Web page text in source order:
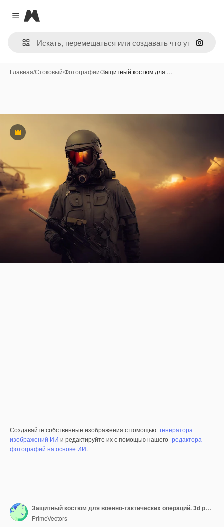
Close menu
Magnific
Поиск
Главная/Стоковый/Фотографии/Защитный костюм для …
Премиум
Создавайте собственные изображения с помощью генератора
изображений ИИ и редактируйте их с помощью нашего редактора
фотографий на основе ИИ.
Защитный костюм для военно-тактических операций. 3d рендеринг. Растровая иллюстрация.
PrimeVectors